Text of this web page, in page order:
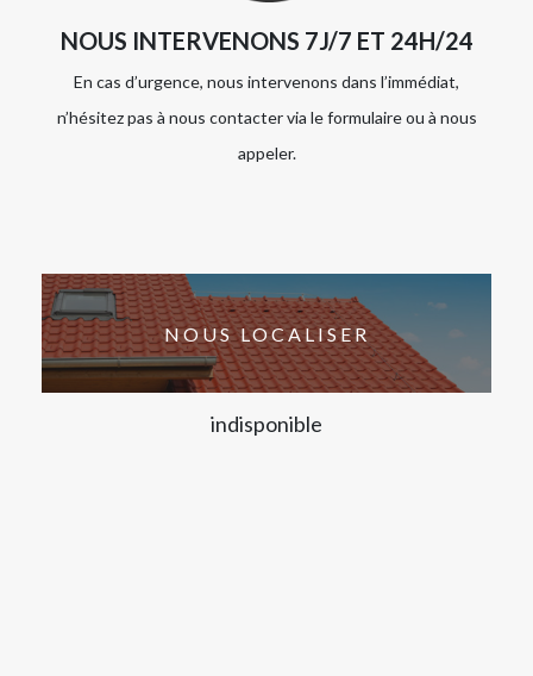
NOUS INTERVENONS 7J/7 ET 24H/24
En cas d’urgence, nous intervenons dans l’immédiat,
n’hésitez pas à nous contacter via le formulaire ou à nous
appeler.
NOUS LOCALISER
indisponible